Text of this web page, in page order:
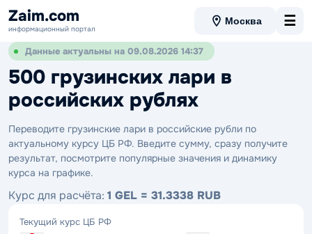
Zaim.com
информационный портал
Москва ☰
Данные актуальны на 09.08.2026 14:37
500 грузинских лари в
российских рублях
Переводите грузинские лари в российские рубли по
актуальному курсу ЦБ РФ. Введите сумму, сразу получите
результат, посмотрите популярные значения и динамику
курса на графике.
Курс для расчёта: 1 GEL = 31.3338 RUB
Текущий курс ЦБ РФ